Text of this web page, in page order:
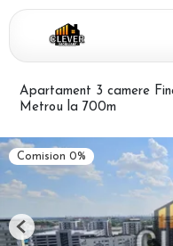
Apartament 3 camere
Metrou la 700m
Comision 0%
Previous